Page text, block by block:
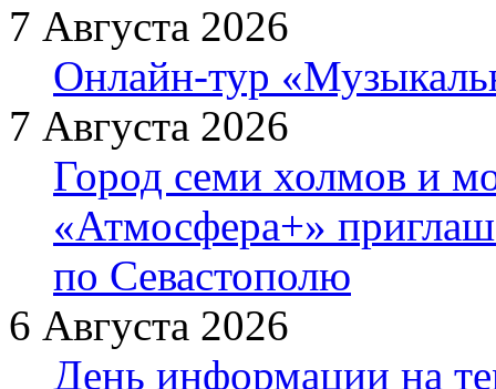
7 Августа 2026
Онлайн-тур
7 Августа 2026
Город семи холмов и
«Атмосфера+»
по Севастополю
6 Августа 2026
День информации на